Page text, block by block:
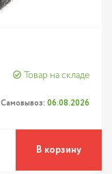
Товар на складе
Самовывоз: 06.08.2026
В корзину